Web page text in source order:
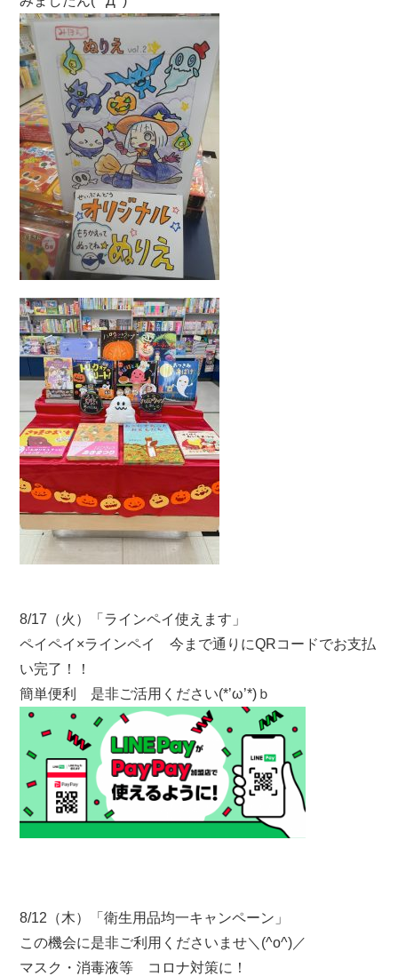
8/17（火）「ラインペイ使えます」
ペイペイ×ラインペイ 今まで通りにQRコードでお支払
い完了！！
簡単便利 是非ご活用ください(*’ω’*)ｂ
8/12（木）「衛生用品均一キャンペーン」
この機会に是非ご利用くださいませ＼(^o^)／
マスク・消毒液等 コロナ対策に！